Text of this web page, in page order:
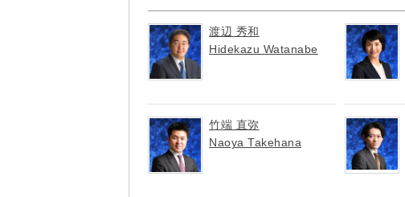
渡辺 秀和
Hidekazu Watanabe
竹端 直弥
Naoya Takehana